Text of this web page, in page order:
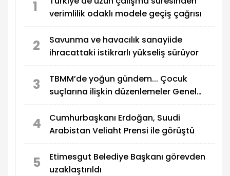
1
verimlilik odaklı modele geçiş çağrısı
2
Savunma ve havacılık sanayiide
ihracattaki istikrarlı yükseliş sürüyor
3
TBMM’de yoğun gündem... Çocuk
suçlarına ilişkin düzenlemeler Genel
4
Cumhurbaşkanı Erdoğan, Suudi
Arabistan Veliaht Prensi ile görüştü
5
Etimesgut Belediye Başkanı görevden
uzaklaştırıldı